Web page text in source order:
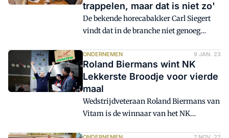
trappelen, maar dat is niet zo'
De bekende horecabakker Carl Siegert
vindt dat in de branche niet genoeg
enthousiast te maken voor het
bakkersvak. En meer nog: ze te
behouden. Hij meent dat sommige
collega's beter zouden kunnen omgaan
met stagiairs. 'Je moet ze eerst vinden en
dan binden.' Hoe kijken de jongeren en
ONDERNEMEN 9 JAN. 23
Roland Biermans wint NK
Lekkerste Broodje voor vierde
maal
Wedstrijdveteraan Roland Biermans van
Vitam is de winnaar van het NK